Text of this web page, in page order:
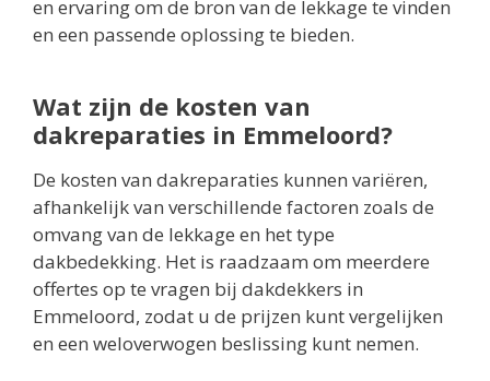
en ervaring om de bron van de lekkage te vinden
en een passende oplossing te bieden.
Wat zijn de kosten van
dakreparaties in Emmeloord?
De kosten van dakreparaties kunnen variëren,
afhankelijk van verschillende factoren zoals de
omvang van de lekkage en het type
dakbedekking. Het is raadzaam om meerdere
offertes op te vragen bij dakdekkers in
Emmeloord, zodat u de prijzen kunt vergelijken
en een weloverwogen beslissing kunt nemen.